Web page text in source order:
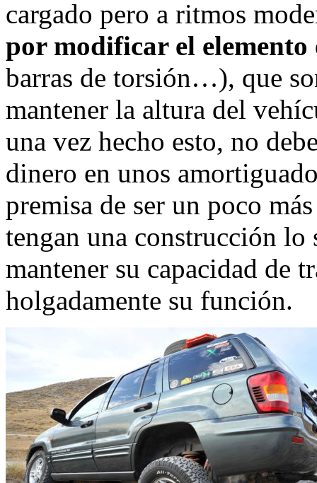
cargado pero a ritmos
por modificar el elemento
barras de torsión…), que
mantener la altura del
una vez hecho esto, no
dinero en unos
premisa de ser un poco
tengan una construcción lo
mantener su capacidad de
holgadamente su función.